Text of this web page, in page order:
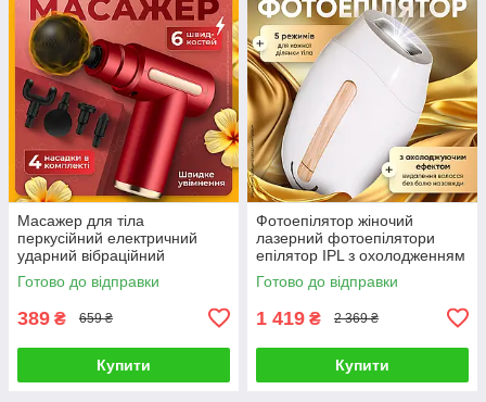
Масажер для тіла
перкусійний електричний
ударний вібраційний
масажний пістолет для м'язів
спини шиї ручний для
Готово до відправки
389 ₴ 659 ₴
Купити
Фотоепілятор жіночий
лазерний фотоепілятори
епілятор IPL з охолодженням
Готово до відправки
1 419 ₴ 2 369 ₴
Купити